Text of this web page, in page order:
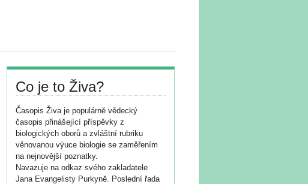
Co je to Živa?
Časopis Živa je populárně vědecký
časopis přinášející příspěvky z
biologických oborů a zvláštní rubriku
věnovanou výuce biologie se zaměřením
na nejnovější poznatky.
Navazuje na odkaz svého zakladatele
Jana Evangelisty Purkyně. Poslední řada